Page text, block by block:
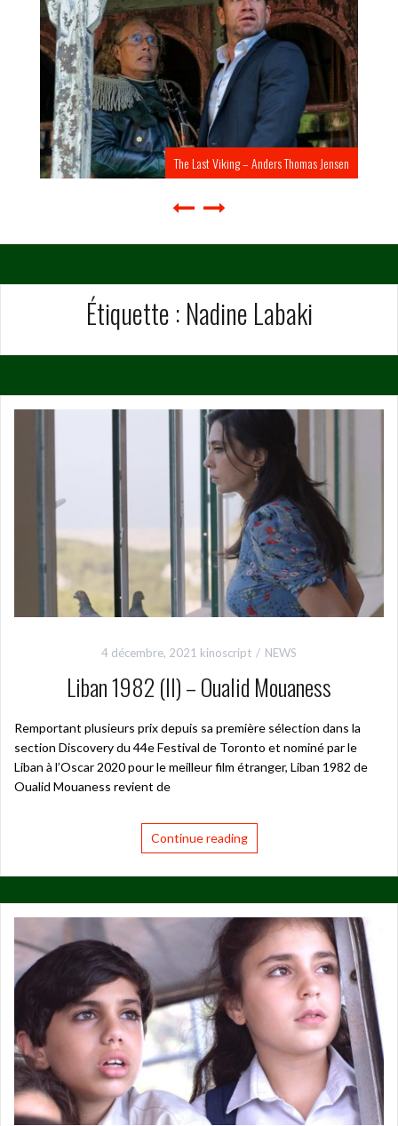
The Last Viking – Anders Thomas Jensen
Étiquette : Nadine Labaki
4 décembre, 2021 kinoscript NEWS
Liban 1982 (II) – Oualid Mouaness
Remportant plusieurs prix depuis sa première sélection dans la
section Discovery du 44e Festival de Toronto et nominé par le
Liban à l’Oscar 2020 pour le meilleur film étranger, Liban 1982 de
Oualid Mouaness revient de
Continue reading